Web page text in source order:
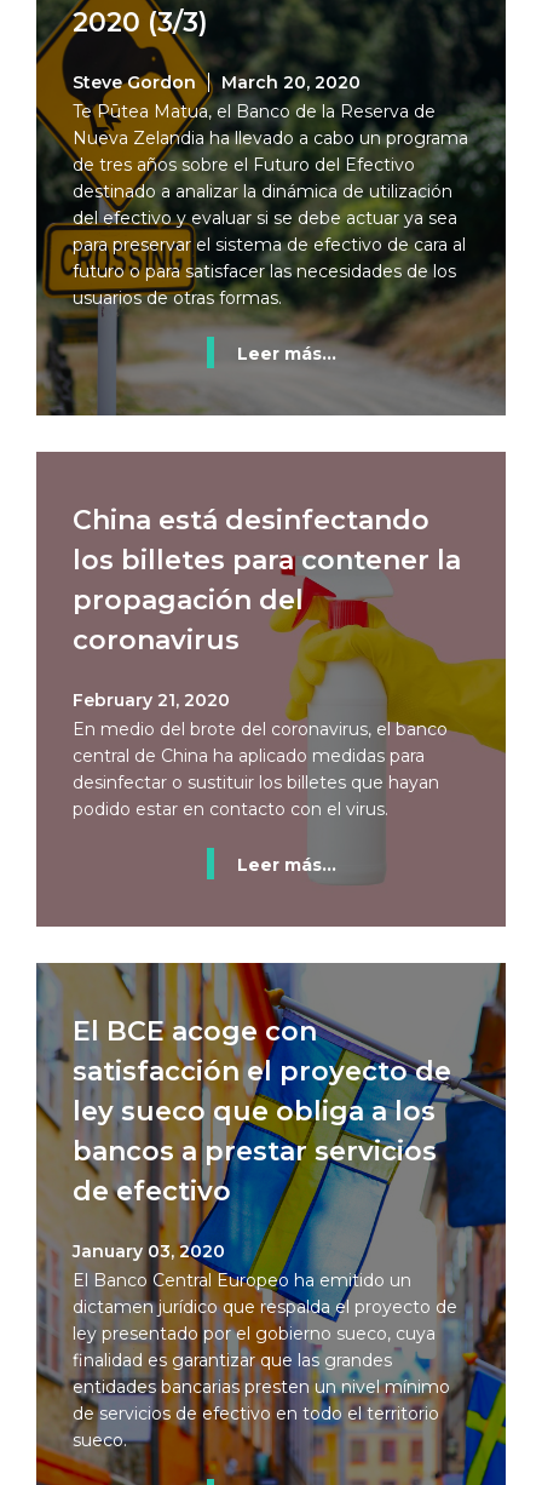
2020 (3/3)
Steve Gordon
March 20, 2020
Te Pūtea Matua, el Banco de la Reserva de
Nueva Zelandia ha llevado a cabo un programa
de tres años sobre el Futuro del Efectivo
destinado a analizar la dinámica de utilización
del efectivo y evaluar si se debe actuar ya sea
para preservar el sistema de efectivo de cara al
futuro o para satisfacer las necesidades de los
usuarios de otras formas.
Leer más...
China está desinfectando
los billetes para contener la
propagación del
coronavirus
February 21, 2020
En medio del brote del coronavirus, el banco
central de China ha aplicado medidas para
desinfectar o sustituir los billetes que hayan
podido estar en contacto con el virus.
Leer más...
El BCE acoge con
satisfacción el proyecto de
ley sueco que obliga a los
bancos a prestar servicios
de efectivo
January 03, 2020
El Banco Central Europeo ha emitido un
dictamen jurídico que respalda el proyecto de
ley presentado por el gobierno sueco, cuya
finalidad es garantizar que las grandes
entidades bancarias presten un nivel mínimo
de servicios de efectivo en todo el territorio
sueco.